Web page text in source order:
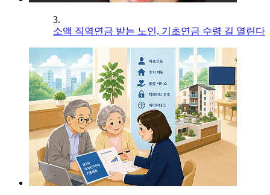
3.
소액 직역연금 받는 노인, 기초연금 수령 길 열린다